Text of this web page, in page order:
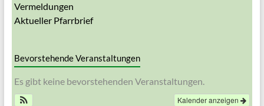
Vermeldungen
Aktueller Pfarrbrief
Bevorstehende Veranstaltungen
Es gibt keine bevorstehenden Veranstaltungen.
Kalender anzeigen